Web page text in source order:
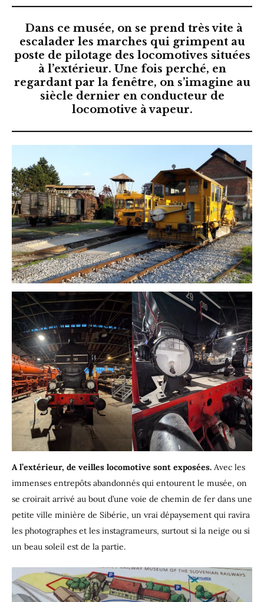
Dans ce musée, on se prend très vite à
escalader les marches qui grimpent au
poste de pilotage des locomotives situées
à l’extérieur. Une fois perché, en
regardant par la fenêtre, on s’imagine au
siècle dernier en conducteur de
locomotive à vapeur.
A l’extérieur, de veilles locomotive sont exposées. Avec les
immenses entrepôts abandonnés qui entourent le musée, on
se croirait arrivé au bout d’une voie de chemin de fer dans une
petite ville minière de Sibérie, un vrai dépaysement qui ravira
les photographes et les instagrameurs, surtout si la neige ou si
un beau soleil est de la partie.